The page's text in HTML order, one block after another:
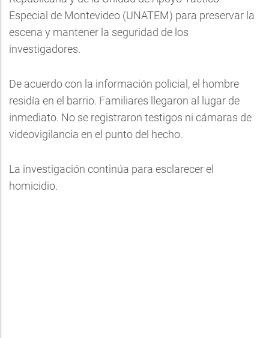
Especial de Montevideo (UNATEM) para preservar la
escena y mantener la seguridad de los
investigadores.
De acuerdo con la información policial, el hombre
residía en el barrio. Familiares llegaron al lugar de
inmediato. No se registraron testigos ni cámaras de
videovigilancia en el punto del hecho.
La investigación continúa para esclarecer el
homicidio.